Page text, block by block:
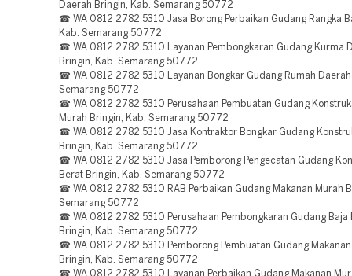
Daerah Bringin, Kab. Semarang 50772
☎ WA 0812 2782 5310 Jasa Borong Perbaikan Gudang Rangka
Kab. Semarang 50772
☎ WA 0812 2782 5310 Layanan Pembongkaran Gudang Kurma
Bringin, Kab. Semarang 50772
☎ WA 0812 2782 5310 Layanan Bongkar Gudang Rumah
Semarang 50772
☎ WA 0812 2782 5310 Perusahaan Pembuatan Gudang
Murah Bringin, Kab. Semarang 50772
☎ WA 0812 2782 5310 Jasa Kontraktor Bongkar Gudang
Bringin, Kab. Semarang 50772
☎ WA 0812 2782 5310 Jasa Pemborong Pengecatan Gudang
Berat Bringin, Kab. Semarang 50772
☎ WA 0812 2782 5310 RAB Perbaikan Gudang Makanan Murah
Semarang 50772
☎ WA 0812 2782 5310 Perusahaan Pembongkaran Gudang Baja
Bringin, Kab. Semarang 50772
☎ WA 0812 2782 5310 Pemborong Pembuatan Gudang
Bringin, Kab. Semarang 50772
☎ WA 0812 2782 5310 Layanan Perbaikan Gudang Makanan